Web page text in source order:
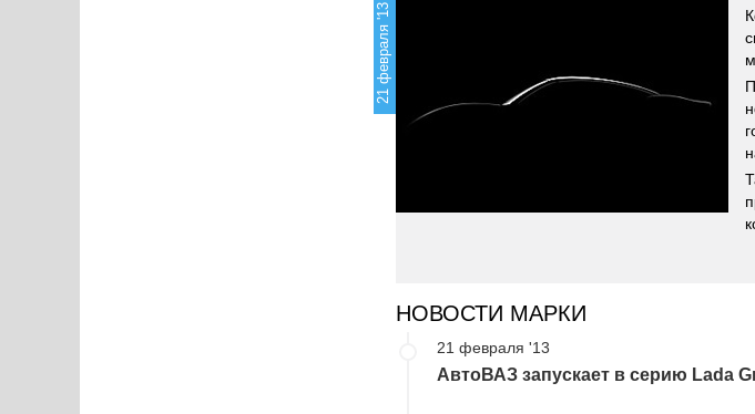
21 февраля '13
НОВОСТИ МАРКИ
21 февраля '13
АвтоВАЗ запускает в серию Lada